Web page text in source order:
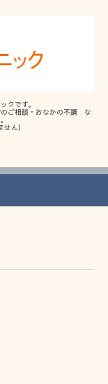
クです。
のご相談・おなかの不調 な
ん）